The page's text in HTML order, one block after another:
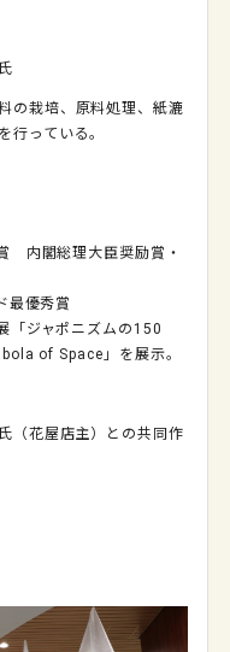
栽培、原料処理、紙漉
行っている。
内閣総理大臣奨励賞・
最優秀賞
ジャポニズムの150
of Space」を展示。
花屋店主）との共同作